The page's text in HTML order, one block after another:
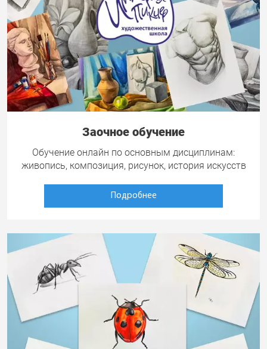
Заочное обучение
Обучение онлайн по основным дисциплинам:
живопись, композиция, рисунок, история искусств
Подробнее